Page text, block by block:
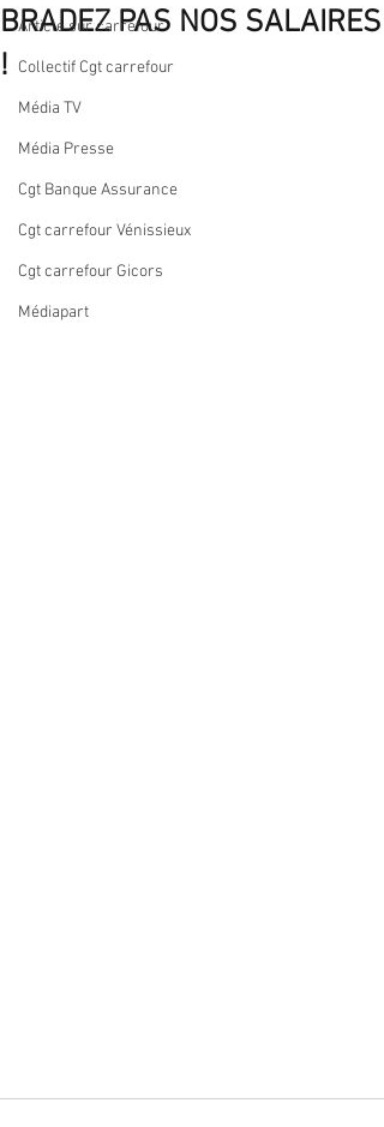
Article sur carrefour
Collectif Cgt carrefour
Média TV
Média Presse
Cgt Banque Assurance
Cgt carrefour Vénissieux
Cgt carrefour Gicors
Médiapart
BRADEZ PAS NOS SALAIRES
!